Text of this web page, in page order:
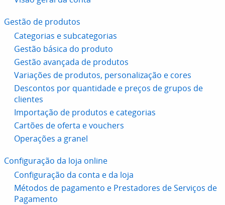
Gestão de produtos
Categorias e subcategorias
Gestão básica do produto
Gestão avançada de produtos
Variações de produtos, personalização e cores
Descontos por quantidade e preços de grupos de
clientes
Importação de produtos e categorias
Cartões de oferta e vouchers
Operações a granel
Configuração da loja online
Configuração da conta e da loja
Métodos de pagamento e Prestadores de Serviços de
Pagamento